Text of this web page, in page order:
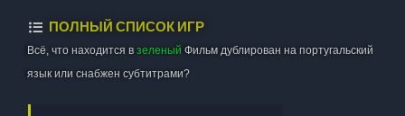
ПОЛНЫЙ СПИСОК ИГР
Всё, что находится в зеленый Фильм дублирован на португальский
язык или снабжен субтитрами?